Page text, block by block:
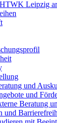
Leipzig
und
und
Beratung
und